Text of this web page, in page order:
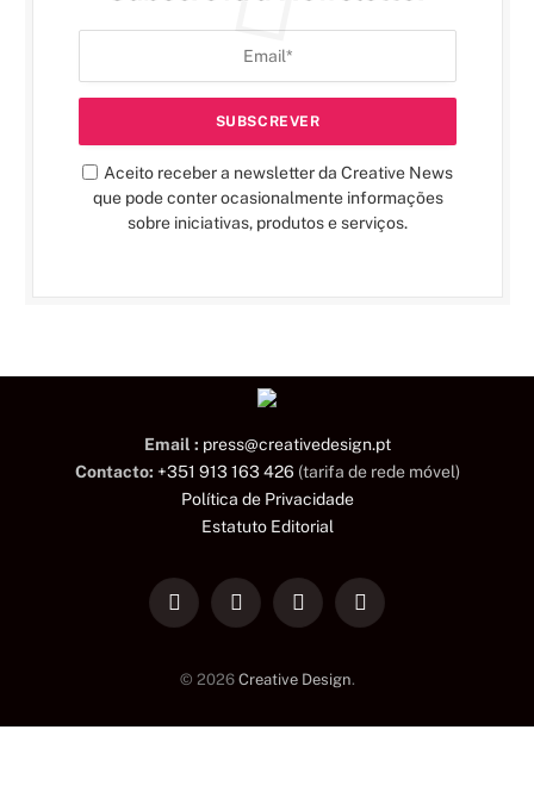
Aceito receber a newsletter da Creative News
que pode conter ocasionalmente informações
sobre iniciativas, produtos e serviços.
Email : press@creativedesign.pt
Contacto: +351 913 163 426 (tarifa de rede móvel)
Política de Privacidade
Estatuto Editorial
LinkedInFacebookInstagramTikTok
© 2026 Creative Design.